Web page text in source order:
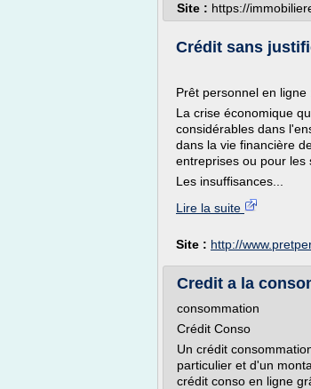
Site : https://
Crédit sans
Prêt personnel en
La crise économique
considérables dans
dans la vie financière
entreprises ou pour les
Les insuffisances...
Lire la suite
Site : http://
Credit a la
consommation
Crédit Conso
Un crédit
particulier et d'un
crédit conso en ligne